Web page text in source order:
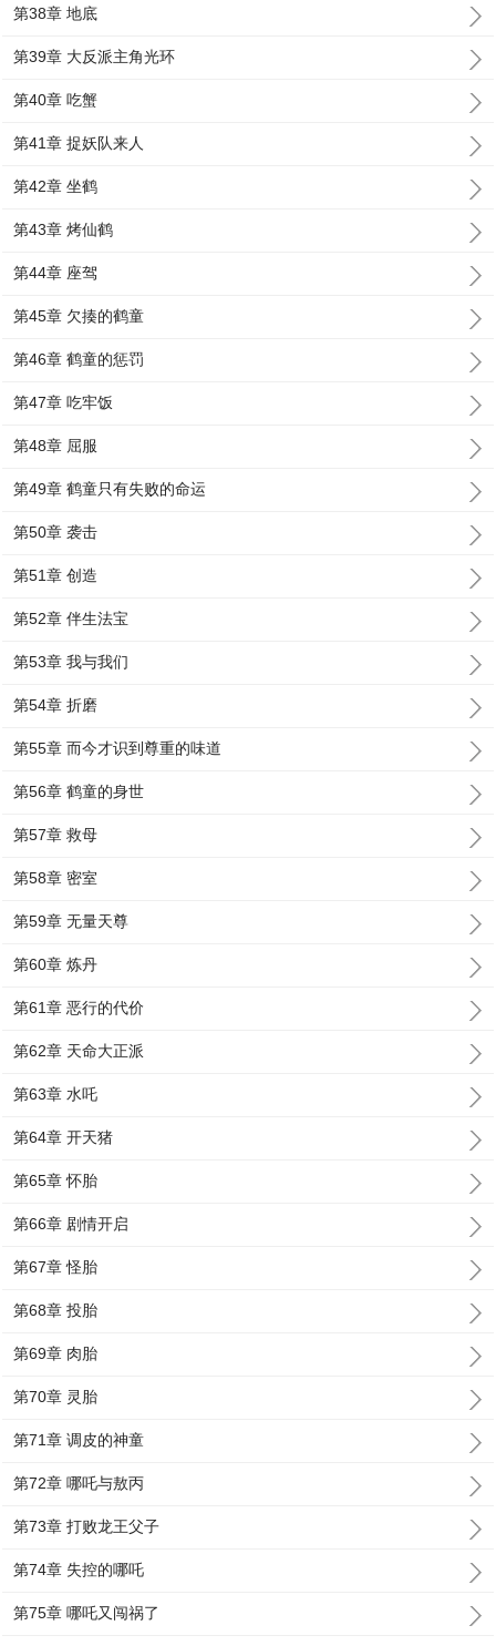
第38章 地底
第39章 大反派主角光环
第40章 吃蟹
第41章 捉妖队来人
第42章 坐鹤
第43章 烤仙鹤
第44章 座驾
第45章 欠揍的鹤童
第46章 鹤童的惩罚
第47章 吃牢饭
第48章 屈服
第49章 鹤童只有失败的命运
第50章 袭击
第51章 创造
第52章 伴生法宝
第53章 我与我们
第54章 折磨
第55章 而今才识到尊重的味道
第56章 鹤童的身世
第57章 救母
第58章 密室
第59章 无量天尊
第60章 炼丹
第61章 恶行的代价
第62章 天命大正派
第63章 水吒
第64章 开天猪
第65章 怀胎
第66章 剧情开启
第67章 怪胎
第68章 投胎
第69章 肉胎
第70章 灵胎
第71章 调皮的神童
第72章 哪吒与敖丙
第73章 打败龙王父子
第74章 失控的哪吒
第75章 哪吒又闯祸了